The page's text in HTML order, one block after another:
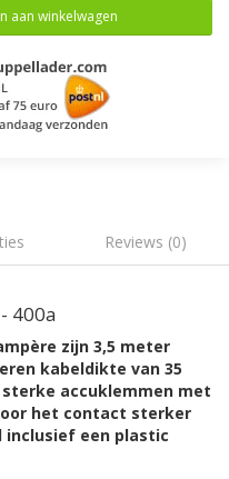
aan winkelwagen
Reviews (0)
400a
zijn 3,5 meter
kabeldikte van 35
accuklemmen met
het contact sterker
inclusief een plastic